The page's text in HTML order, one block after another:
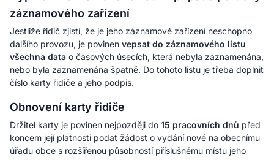
záznamového zařízení
Jestliže řidič zjistí, že je jeho záznamové zařízení neschopno
dalšího provozu, je povinen vepsat do záznamového listu
všechna data o časových úsecích, která nebyla zaznamenána,
nebo byla zaznamenána špatně. Do tohoto listu je třeba doplnit
číslo karty řidiče a jeho podpis.
Obnovení karty řidiče
Držitel karty je povinen nejpozději do 15 pracovních dnů před
koncem její platnosti podat žádost o vydání nové na obecnímu
úřadu obce s rozšířenou působností příslušnému místu jeho